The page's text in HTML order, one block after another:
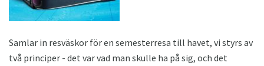
Samlar in resväskor för en semesterresa till havet, vi styrs av
två principer - det var vad man skulle ha på sig, och det